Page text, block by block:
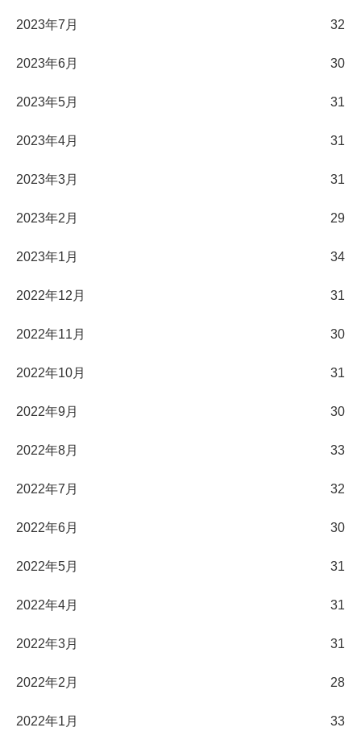
2023年7月 32
2023年6月 30
2023年5月 31
2023年4月 31
2023年3月 31
2023年2月 29
2023年1月 34
2022年12月 31
2022年11月 30
2022年10月 31
2022年9月 30
2022年8月 33
2022年7月 32
2022年6月 30
2022年5月 31
2022年4月 31
2022年3月 31
2022年2月 28
2022年1月 33